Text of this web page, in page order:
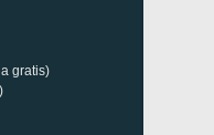
gratis)